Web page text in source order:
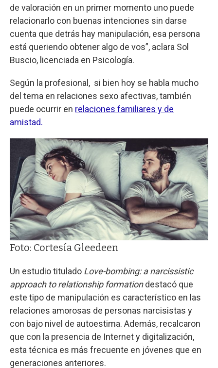
de valoración en un primer momento uno puede
relacionarlo con buenas intenciones sin darse
cuenta que detrás hay manipulación, esa persona
está queriendo obtener algo de vos”, aclara Sol
Buscio, licenciada en Psicología.
Según la profesional, si bien hoy se habla mucho
del tema en relaciones sexo afectivas, también
puede ocurrir en relaciones familiares y de
amistad.
Foto: Cortesía Gleedeen
Un estudio titulado Love-bombing: a narcissistic
approach to relationship formationdestacó que
este tipo de manipulación es característico en las
relaciones amorosas de personas narcisistas y
con bajo nivel de autoestima. Además, recalcaron
que con la presencia de Internet y digitalización,
esta técnica es más frecuente en jóvenes que en
generaciones anteriores.